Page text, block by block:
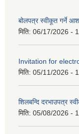
बोलपत्र स्वीकूत गर्ने
मिति: 06/17/2026 -
Invitation for
मिति: 05/11/2026 -
शिलबन्दि दरभाउपत्र
मिति: 05/08/2026 -